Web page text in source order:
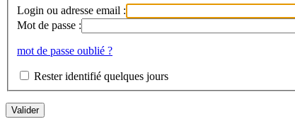
Login ou adresse email :
Mot de passe :
mot de passe oublié ?
Rester identifié quelques jours